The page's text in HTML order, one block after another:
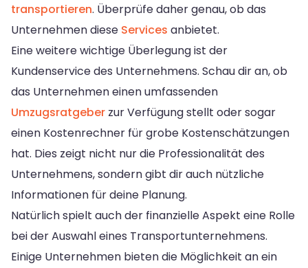
transportieren. Überprüfe daher genau, ob das
Unternehmen diese Services anbietet.
Eine weitere wichtige Überlegung ist der
Kundenservice des Unternehmens. Schau dir an, ob
das Unternehmen einen umfassenden
Umzugsratgeber zur Verfügung stellt oder sogar
einen Kostenrechner für grobe Kostenschätzungen
hat. Dies zeigt nicht nur die Professionalität des
Unternehmens, sondern gibt dir auch nützliche
Informationen für deine Planung.
Natürlich spielt auch der finanzielle Aspekt eine Rolle
bei der Auswahl eines Transportunternehmens.
Einige Unternehmen bieten die Möglichkeit an ein